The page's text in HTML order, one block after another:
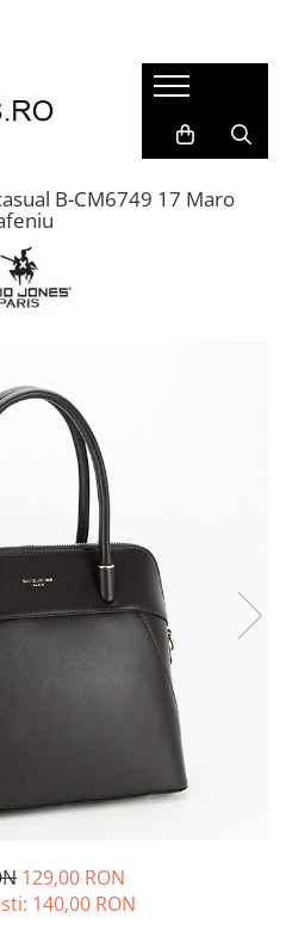
B-CM6749 17 Maro
129,00 RON
140,00 RON